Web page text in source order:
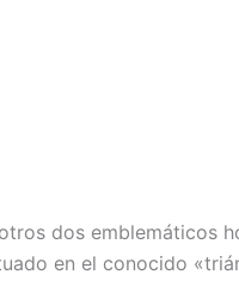
dos emblemáticos
en el conocido